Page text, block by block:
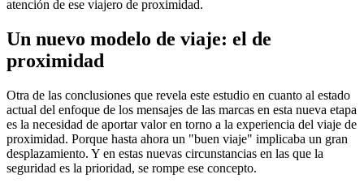
atención de ese viajero de proximidad.
Un nuevo modelo de viaje: el de
proximidad
Otra de las conclusiones que revela este estudio en cuanto al estado
actual del enfoque de los mensajes de las marcas en esta nueva etapa
es la necesidad de aportar valor en torno a la experiencia del viaje de
proximidad. Porque hasta ahora un "buen viaje" implicaba un gran
desplazamiento. Y en estas nuevas circunstancias en las que la
seguridad es la prioridad, se rompe ese concepto.